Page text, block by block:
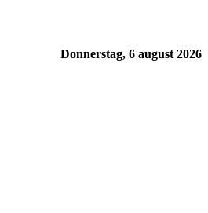
Donnerstag, 6 august 2026